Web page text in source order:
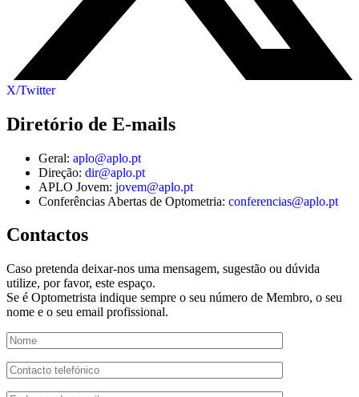
X/Twitter
Diretório de E-mails
Geral: aplo@aplo.pt
Direção: dir@aplo.pt
APLO Jovem: jovem@aplo.pt
Conferências Abertas de Optometria: conferencias@aplo.pt
Contactos
Caso pretenda deixar-nos uma mensagem, sugestão ou dúvida
utilize, por favor, este espaço.
Se é Optometrista indique sempre o seu número de Membro, o seu
nome e o seu email profissional.